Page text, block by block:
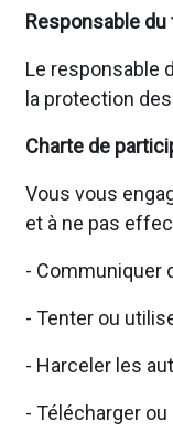
Responsable
Le responsable
la protection
Charte de
Vous vous
et à ne pas
- Communiquer
- Tenter ou
- Harceler les
- Télécharger